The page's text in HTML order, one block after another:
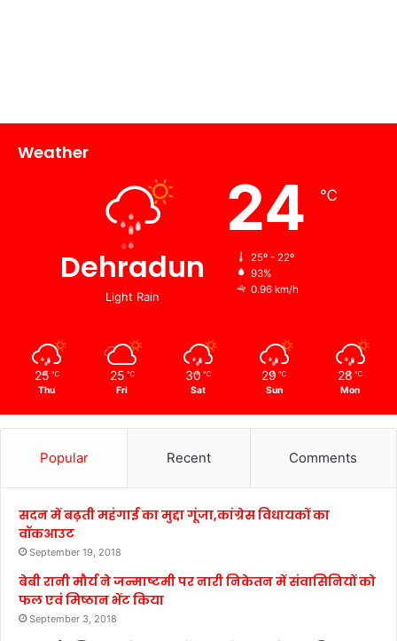
Weather
Dehradun
Light Rain
24 ℃
25º - 22º
93%
0.96 km/h
25 ℃
Thu
25 ℃
Fri
30 ℃
Sat
29 ℃
Sun
28 ℃
Mon
Popular Recent Comments
सदन में बढ़ती महंगाई का मुद्दा गूंजा,कांग्रेस विधायकों का
वॉकआउट
September 19, 2018
बेबी रानी मौर्य ने जन्माष्टमी पर नारी निकेतन में संवासिनियों को
फल एवं मिष्ठान भेंट किया
September 3, 2018